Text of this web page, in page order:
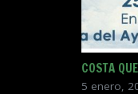
COSTA
5 enero,